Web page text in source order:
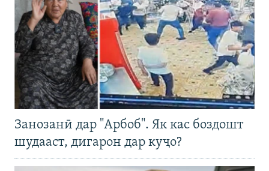
Занозанӣ дар "Арбоб". Як кас боздошт
шудааст, дигарон дар куҷо?